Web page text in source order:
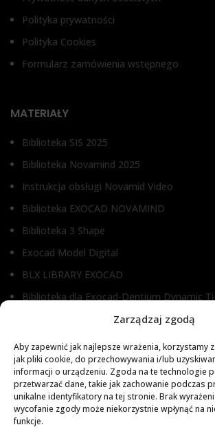
Zarządzaj zgodą
Aby zapewnić jak najlepsze wrażenia, korzystamy
jak pliki cookie, do przechowywania i/lub
informacji o urządzeniu. Zgoda na te technologie
przetwarzać dane, takie jak zachowanie podczas
unikalne identyfikatory na tej stronie. Brak
wycofanie zgody może niekorzystnie wpłynąć na
funkcje.
Polityka prywatności
Polityka Cookies
Formularz zamówienia wstępnego
MATERIAŁY
Biblioteka SIS 2025
Biblioteka Novamind 2025
Instrukcja obsługi Novamid Video
Biblioteka EXOCAD NOVAMIND
Biblioteka 3 Shape
Exocad Model Digital
BLX LIBRARY EXOCAD
Biblioteka dla Exocad-Dentium Dynamic
Biblioteka dla Dental Wings
Biblioteka dla Exocad
Exocad Novamaind library 3.2
3Shape 2024 Library
Exocad 2024 Library
Novamind bredent blueski 2025